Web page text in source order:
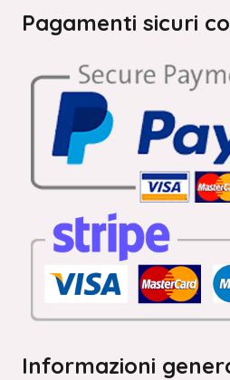
Pagamenti sicuri
Informazioni